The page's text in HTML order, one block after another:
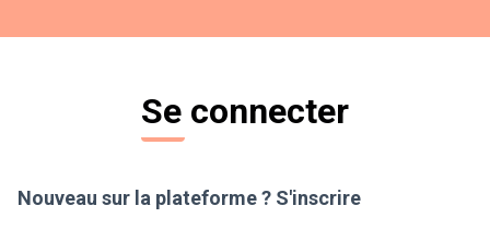
Se connecter
Nouveau sur la plateforme ? S'inscrire